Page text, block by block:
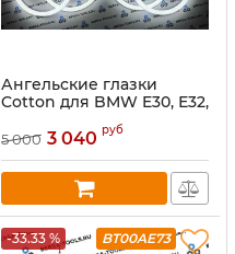
Ангельские глазки
Cotton для BMW E30, Е32,
5 000 3 040 руб
-33.33 % BT00AE73